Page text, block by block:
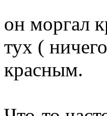
он моргал
тух (
красным.